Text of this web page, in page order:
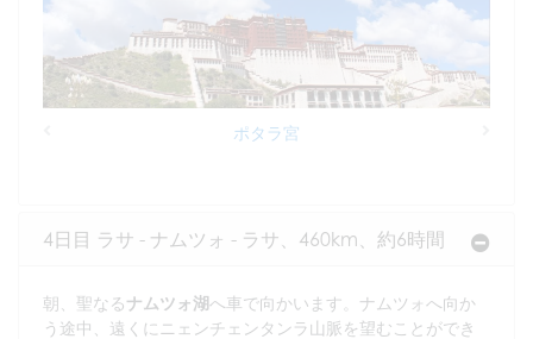
ポタラ宮
4日目 ラサ - ナムツォ - ラサ、460km、約6時間
朝、聖なるナムツォ湖へ車で向かいます。ナムツォへ向か
う途中、遠くにニェンチェンタンラ山脈を望むことができ